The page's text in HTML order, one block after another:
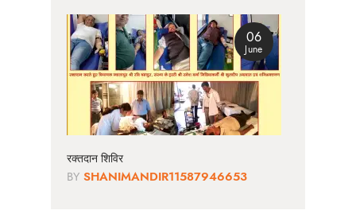
06
June
रक्तदान शिविर
BY SHANIMANDIR11587946653